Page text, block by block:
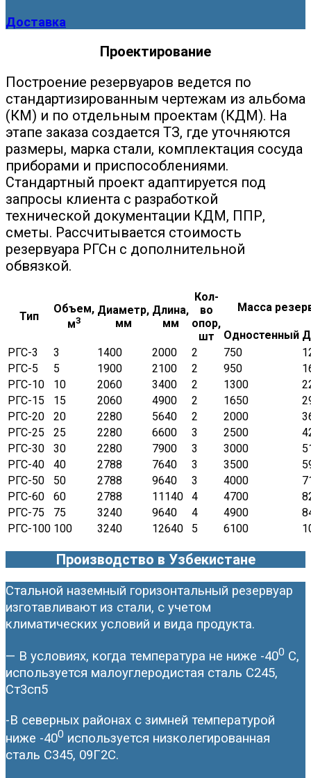
Доставка
Проектирование
Построение резервуаров ведется по
стандартизированным чертежам из альбома
(КМ) и по отдельным проектам (КДМ). На
этапе заказа создается ТЗ, где уточняются
размеры, марка стали, комплектация сосуда
приборами и приспособлениями.
Стандартный проект адаптируется под
запросы клиента с разработкой
технической документации КДМ, ППР,
сметы. Рассчитывается стоимость
резервуара РГСн с дополнительной
обвязкой.
Тип
Объем,
м3
Диаметр,
мм
Длина,
мм
Кол-
во
опор,
шт
Масса
Одностенный
РГС-3
3 1400 2000 2 750
РГС-5
5 1900 2100 2 950
РГС-10
10 2060 3400 2 1300
РГС-15
15 2060 4900 2 1650
РГС-20
20 2280 5640 2 2000
РГС-25
25 2280 6600 3 2500
РГС-30
30 2280 7900 3 3000
РГС-40
40 2788 7640 3 3500
РГС-50
50 2788 9640 3 4000
РГС-60
60 2788 11140 4 4700
РГС-75
75 3240 9640 4 4900
РГС-100 100 3240 12640 5 6100
Производство в Узбекистане
Стальной наземный горизонтальный резервуар
изготавливают из стали, с учетом
климатических условий и вида продукта.
— В условиях, когда температура не ниже -400 С,
используется малоуглеродистая сталь С245,
Ст3сп5
-В северных районах с зимней температурой
ниже -400 используется низколегированная
сталь С345, 09Г2С.